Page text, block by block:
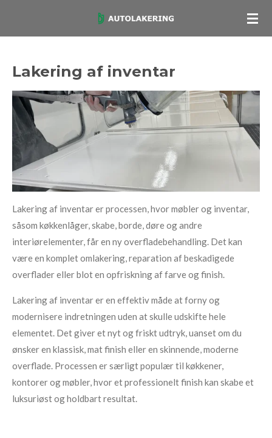
Lakering af inventar
Lakering af inventar er processen, hvor møbler og inventar,
såsom køkkenlåger, skabe, borde, døre og andre
interiørelementer, får en ny overfladebehandling. Det kan
være en komplet omlakering, reparation af beskadigede
overflader eller blot en opfriskning af farve og finish.
Lakering af inventar er en effektiv måde at forny og
modernisere indretningen uden at skulle udskifte hele
elementet. Det giver et nyt og friskt udtryk, uanset om du
ønsker en klassisk, mat finish eller en skinnende, moderne
overflade. Processen er særligt populær til køkkener,
kontorer og møbler, hvor et professionelt finish kan skabe et
luksuriøst og holdbart resultat.